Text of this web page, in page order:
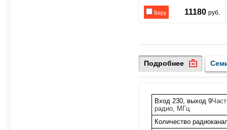
Беру 11180 руб.
Подробнее
Вход 230, выход 9
радио, МГц
Количество